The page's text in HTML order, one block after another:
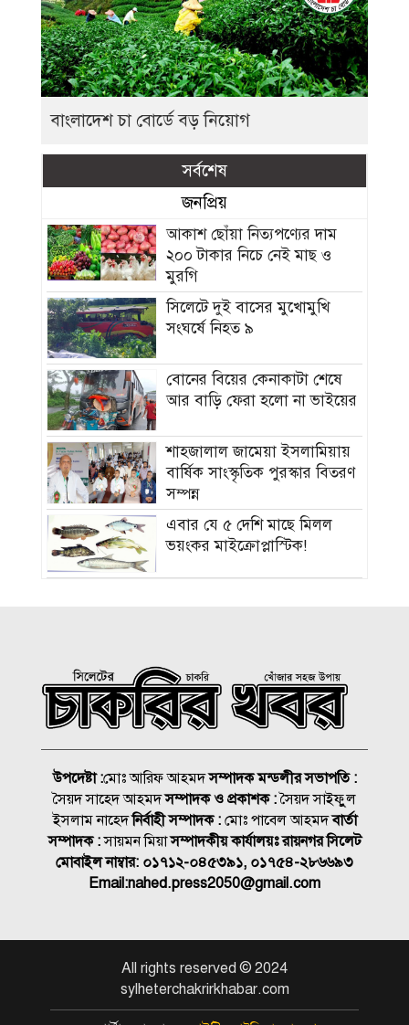
বাংলাদেশ চা বোর্ডে বড় নিয়োগ
সর্বশেষ
জনপ্রিয়
আকাশ ছোঁয়া নিত্যপণ্যের দাম
২০০ টাকার নিচে নেই মাছ ও
মুরগি
সিলেটে দুই বাসের মুখোমুখি
সংঘর্ষে নিহত ৯
বোনের বিয়ের কেনাকাটা শেষে
আর বাড়ি ফেরা হলো না ভাইয়ের
শাহজালাল জামেয়া ইসলামিয়ায়
বার্ষিক সাংস্কৃতিক পুরস্কার বিতরণ
সম্পন্ন
এবার যে ৫ দেশি মাছে মিলল
ভয়ংকর মাইক্রোপ্লাস্টিক!
জাকিরের মৃত্যুদণ্ড
বাংলাদেশ চা বোর্ডে বড় নিয়োগ
রাষ্ট্রপতি নির্বাচন ২০ আগস্ট, ভোট
হবে সংসদে
১৮নং ওয়ার্ড বিএনপির উদ্যোগে
মতবিনিময় ও উন্মুক্ত আলোচনা
সিলেট’ সাইনেজ কেন?
উপদেষ্টা :মোঃ আরিফ আহমদসম্পাদক মন্ডলীর সভাপতি :
সৈয়দ সাহেদ আহমদসম্পাদক ও প্রকাশক :সৈয়দ সাইফুুল
ইসলাম নাহেদনির্বাহী সম্পাদক :মোঃ পাবেল আহমদবার্তা
সম্পাদক :সায়মন মিয়াসম্পাদকীয় কার্যালয়ঃ রায়নগর সিলেট
মোবাইল নাম্বার: ০১৭১২-০৪৫৩৯১, ০১৭৫৪-২৮৬৬৯৩
Email:nahed.press2050@gmail.com
All rights reserved © 2024
sylheterchakrirkhabar.com